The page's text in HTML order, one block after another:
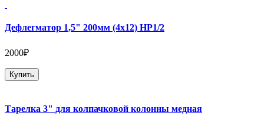
Дефлегматор 1,5" 200мм (4х12) НР1/2
2000₽
Купить
Тарелка 3" для колпачковой колонны медная